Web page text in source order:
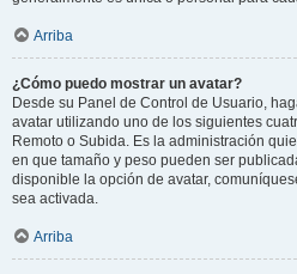
Arriba
¿Cómo puedo mostrar un avatar?
Desde su Panel de Control de Usuario,
avatar utilizando uno de los siguientes
Remoto o Subida. Es la administración
en que tamaño y peso pueden ser
disponible la opción de avatar,
sea activada.
Arriba